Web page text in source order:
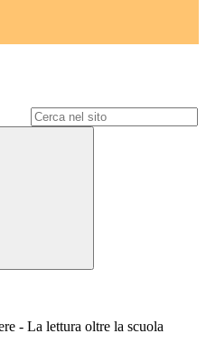
- La lettura oltre la scuola